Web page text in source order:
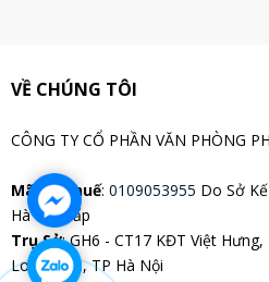
VỀ CHÚNG TÔI
CÔNG TY CỔ PHẦN VĂN PHÒNG
Mã Số Thuế: 0109053955 Do Sở
Hà Nội Cấp
Trụ Sở: GH6 - CT17 KĐT Việt
Long Biên, TP Hà Nội